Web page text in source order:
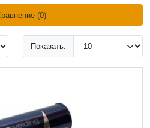
(0)
Показать: